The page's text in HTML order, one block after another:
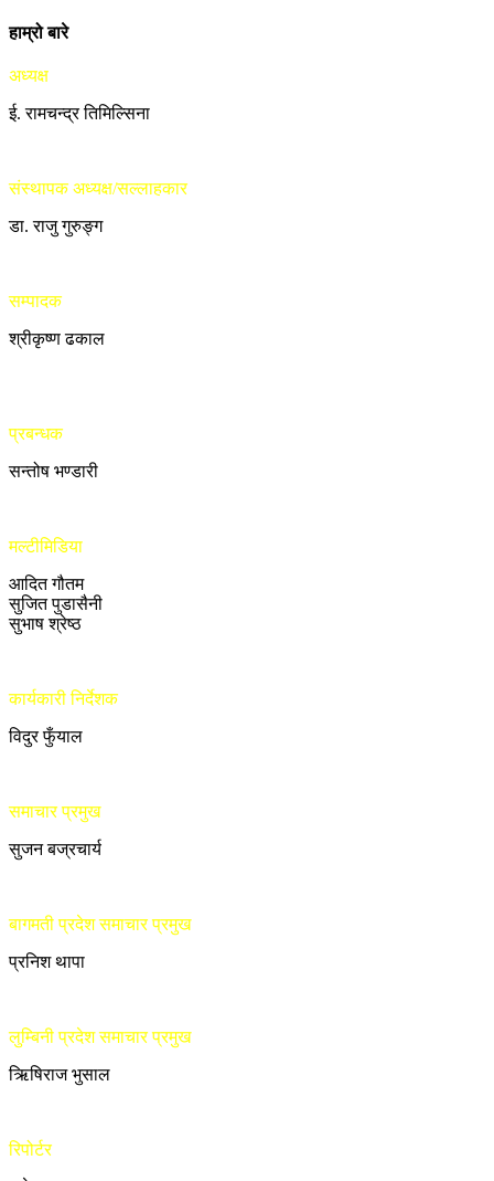
हाम्रो बारे
अध्यक्ष
ई. रामचन्द्र तिमिल्सिना
संस्थापक अध्यक्ष/सल्लाहकार
डा. राजु गुरुङ्ग
सम्पादक
श्रीकृष्ण ढकाल
प्रबन्धक
सन्तोष भण्डारी
मल्टीमिडिया
आदित गौतम
सुजित पुडासैनी
सुभाष श्रेष्ठ
कार्यकारी निर्देशक
विदुर फुँयाल
समाचार प्रमुख
सुजन बज्रचार्य
बागमती प्रदेश समाचार प्रमुख
प्रनिश थापा
लुम्बिनी प्रदेश समाचार प्रमुख
ऋिषिराज भुसाल
रिपोर्टर